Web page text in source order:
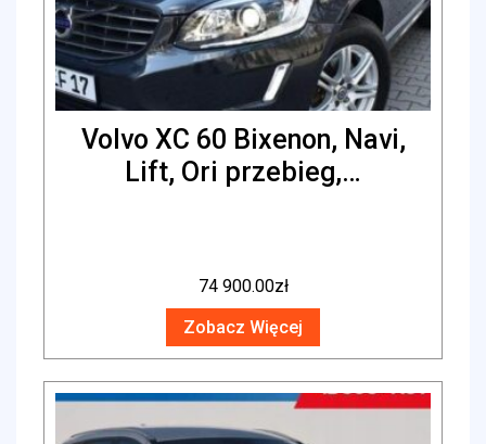
Volvo XC 60 Bixenon, Navi,
Lift, Ori przebieg,…
74 900.00zł
Zobacz Więcej